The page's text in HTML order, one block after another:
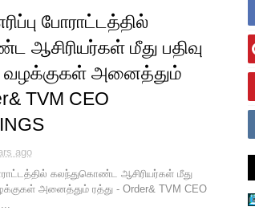
போராட்டத்தில்
ஆசிரியர்கள் மீது பதிவு
வழக்குகள் அனைத்தும்
TVM CEO
ago
கலந்துகொண்ட ஆசிரியர்கள் மீது
அனைத்தும் ரத்து - Order& TVM CEO